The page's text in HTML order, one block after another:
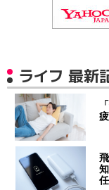
ライフ 最新